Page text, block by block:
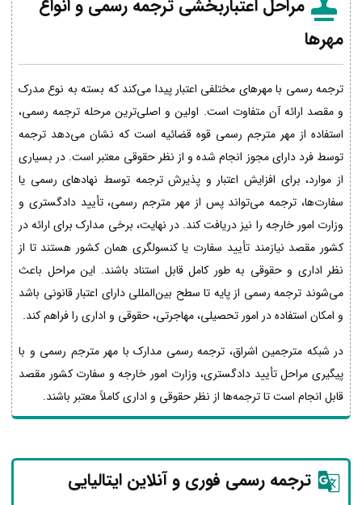
مراحل اعتباربخشی ترجمه رسمی و انواع
مهرها
ترجمه رسمی با مهرهای مختلفی اعتبار پیدا می‌کند که بسته به نوع مدرک
و مقصد ارائه آن متفاوت است. اولین و اصلی‌ترین مرحله ترجمه رسمی،
استفاده از مهر مترجم رسمی قوه قضائیه است که نشان می‌دهد ترجمه
توسط فرد دارای مجوز انجام شده و از نظر حقوقی معتبر است. در بسیاری
از موارد، برای افزایش اعتبار و پذیرش ترجمه توسط نهادهای رسمی یا
سفارت‌ها، ترجمه می‌تواند پس از مهر مترجم رسمی، تأیید دادگستری و
وزارت امور خارجه را نیز دریافت کند. در نهایت، برخی مدارک برای ارائه در
کشور مقصد نیازمند تأیید سفارت یا کنسولگری همان کشور هستند تا از
نظر اداری و حقوقی به طور کامل قابل استناد باشند. این مراحل باعث
می‌شوند ترجمه رسمی از پایه تا سطح بین‌المللی دارای اعتبار قانونی باشد
و امکان استفاده در امور تحصیلی، مهاجرتی، حقوقی و اداری را فراهم کند.
در شبکه مترجمین اشراق، ترجمه رسمی مدارک با مهر مترجم رسمی و با
پیگیری مراحل تأیید دادگستری، وزارت امور خارجه و سفارت کشور مقصد
قابل انجام است تا ترجمه‌ها از نظر حقوقی و اداری کاملاً معتبر باشند.
ترجمه رسمی فوری و آنلاین ایتالیایی